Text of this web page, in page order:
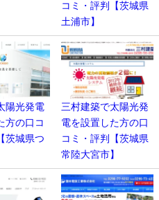
コミ・評判【茨城県
土浦市】
陽光発電
方の口コ
茨城県つ
三村建築で太陽光発
電を設置した方の口
コミ・評判【茨城県
常陸大宮市】